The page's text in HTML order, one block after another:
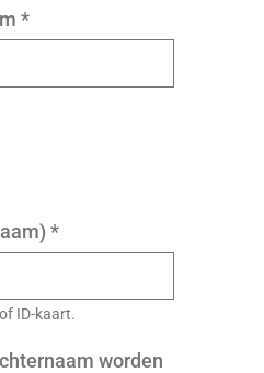
*
*
ID-kaart.
worden